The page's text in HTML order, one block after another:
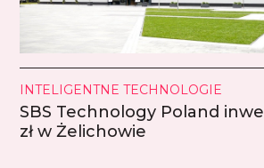
INTELIGENTNE TECHNOLOGIE
SBS Technology Poland
zł w Żelichowie